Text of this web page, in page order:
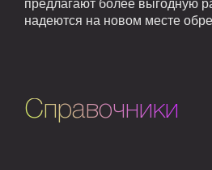
предлагают более выгодную
надеются на новом месте
Справочники